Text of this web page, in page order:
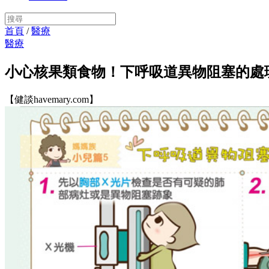
首頁 /醫療
醫療
小心核果類食物！下呼吸道異物阻塞的處
【健談havemary.com】